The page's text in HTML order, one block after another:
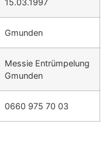
Gmunden
Messie Entrümpelung
Gmunden
0660 975 70 03